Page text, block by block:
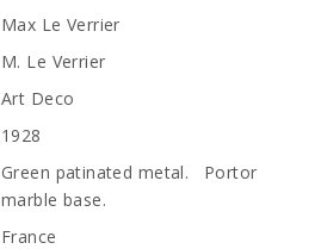
Max Le Verrier
M. Le Verrier
Art Deco
1928
Green patinated metal. Portor
marble base.
France